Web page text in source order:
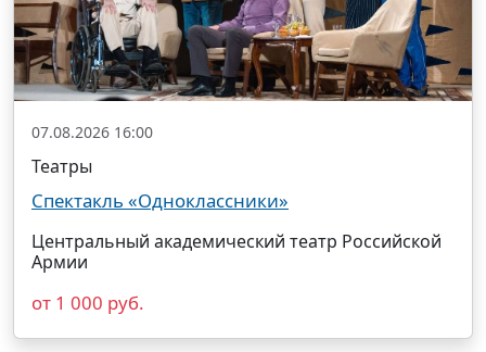
07.08.2026 16:00
Театры
Спектакль «Одноклассники»
Центральный академический театр Российской
Армии
от 1 000 руб.